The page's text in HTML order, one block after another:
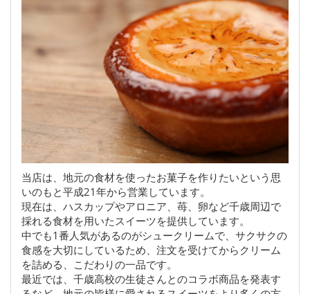
当店は、地元の食材を使ったお菓子を作りたいという思
いのもと平成21年から営業しています。
現在は、ハスカップやアロニア、苺、卵など千歳周辺で
採れる食材を用いたスイーツを提供しています。
中でも1番人気があるのがシュークリームで、サクサクの
食感を大切にしているため、注文を受けてからクリーム
を詰める、こだわりの一品です。
最近では、千歳高校の生徒さんとのコラボ商品を発表す